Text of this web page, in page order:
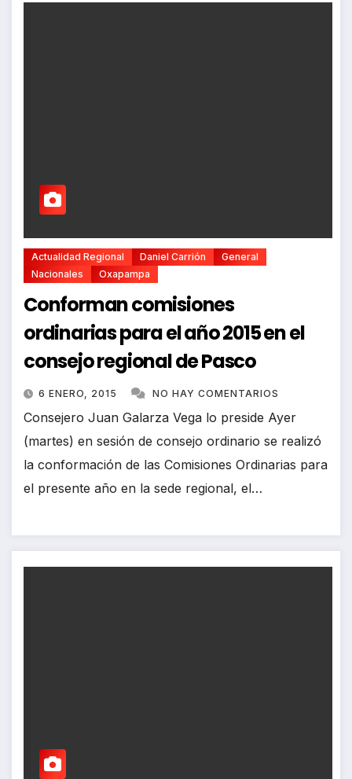
Actualidad Regional Daniel Carrión
General
Nacionales
Oxapampa
Conforman comisiones
ordinarias para el año 2015 en el
consejo regional de Pasco
6 ENERO, 2015 NO HAY COMENTARIOS
Consejero Juan Galarza Vega lo preside Ayer
(martes) en sesión de consejo ordinario se realizó
la conformación de las Comisiones Ordinarias para
el presente año en la sede regional, el…